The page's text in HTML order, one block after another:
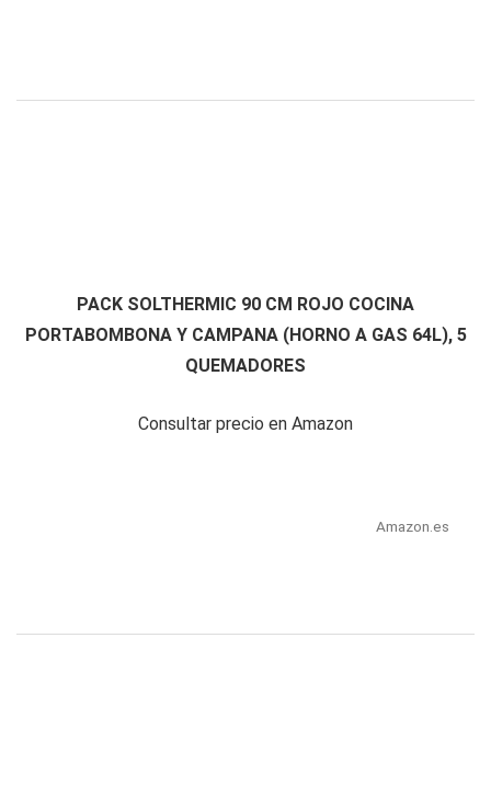
PACK SOLTHERMIC 90 CM ROJO COCINA
PORTABOMBONA Y CAMPANA (HORNO A GAS 64L), 5
QUEMADORES
Consultar precio en Amazon
Amazon.es